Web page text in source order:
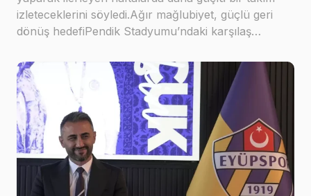
izleteceklerini söyledi.Ağır mağlubiyet, güçlü geri
dönüş hedefiPendik Stadyumu’ndaki karşılaş…